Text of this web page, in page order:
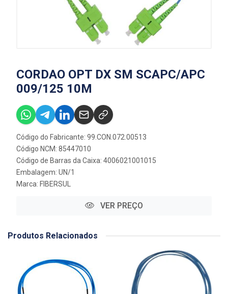
CORDAO OPT DX SM SCAPC/APC
009/125 10M
Código do Fabricante: 99.CON.072.00513
Código NCM: 85447010
Código de Barras da Caixa: 4006021001015
Embalagem: UN/1
Marca: FIBERSUL
VER PREÇO
Produtos Relacionados